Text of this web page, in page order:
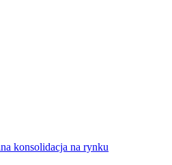
konsolidacja na rynku